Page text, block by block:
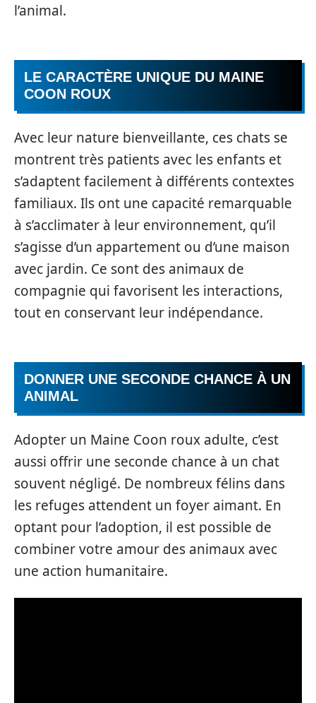
l’animal.
LE CARACTÈRE UNIQUE DU MAINE
COON ROUX
Avec leur nature bienveillante, ces chats se
montrent très patients avec les enfants et
s’adaptent facilement à différents contextes
familiaux. Ils ont une capacité remarquable
à s’acclimater à leur environnement, qu’il
s’agisse d’un appartement ou d’une maison
avec jardin. Ce sont des animaux de
compagnie qui favorisent les interactions,
tout en conservant leur indépendance.
DONNER UNE SECONDE CHANCE À UN
ANIMAL
Adopter un Maine Coon roux adulte, c’est
aussi offrir une seconde chance à un chat
souvent négligé. De nombreux félins dans
les refuges attendent un foyer aimant. En
optant pour l’adoption, il est possible de
combiner votre amour des animaux avec
une action humanitaire.